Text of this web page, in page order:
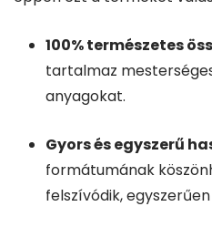
100% természetes
tartalmaz
anyagokat.
Gyors és egyszerű
formátumának
felszívódik,